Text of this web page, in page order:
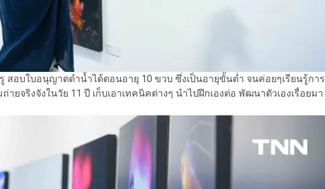
สอบใบอนุญาตดำน้ำได้ตอนอายุ 10 ขวบ ซึ่งเป็นอายุขั้นต่ำ จนค่อยๆเรียนรู้การ
ายจริงจังในวัย 11 ปี เก็บเอาเทคนิคต่างๆ นำไปฝึกเองต่อ พัฒนาตัวเองเรื่อยมา